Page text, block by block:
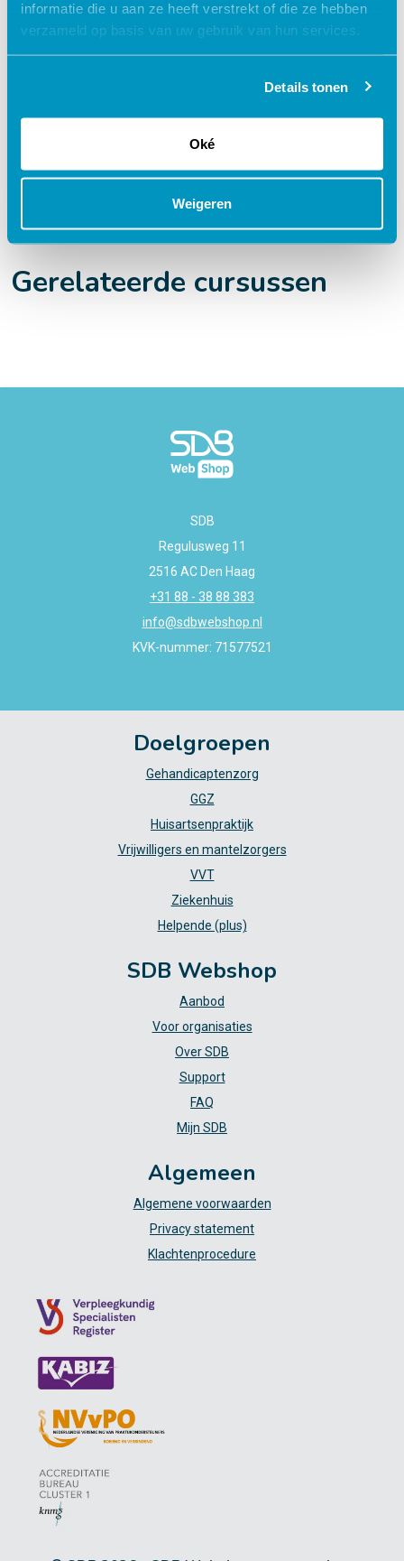
informatie die u aan ze heeft verstrekt of die ze hebben
verzameld op basis van uw gebruik van hun services.
Details tonen
Oké
Weigeren
Praktijkgericht – ontwikkeld samen met
zorgprofessionals
Interactieve en aantrekkelijke leermethoden
Gerelateerde cursussen
SDB
Regulusweg 11
2516 AC Den Haag
+31 88 - 38 88 383
info@sdbwebshop.nl
KVK-nummer: 71577521
Doelgroepen
Gehandicaptenzorg
GGZ
Huisartsenpraktijk
Vrijwilligers en mantelzorgers
VVT
Ziekenhuis
Helpende (plus)
SDB Webshop
Aanbod
Voor organisaties
Over SDB
Support
FAQ
Mijn SDB
Algemeen
Algemene voorwaarden
Privacy statement
Klachtenprocedure